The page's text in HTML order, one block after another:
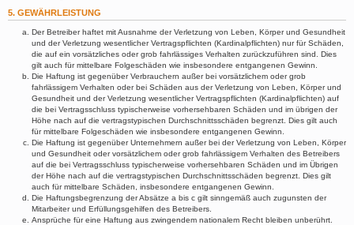
5. GEWÄHRLEISTUNG
Der Betreiber haftet mit Ausnahme der Verletzung von Leben, Körper und Gesundheit
und der Verletzung wesentlicher Vertragspflichten (Kardinalpflichten) nur für Schäden,
die auf ein vorsätzliches oder grob fahrlässiges Verhalten zurückzuführen sind. Dies
gilt auch für mittelbare Folgeschäden wie insbesondere entgangenen Gewinn.
Die Haftung ist gegenüber Verbrauchern außer bei vorsätzlichem oder grob
fahrlässigem Verhalten oder bei Schäden aus der Verletzung von Leben, Körper und
Gesundheit und der Verletzung wesentlicher Vertragspflichten (Kardinalpflichten) auf
die bei Vertragsschluss typischerweise vorhersehbaren Schäden und im übrigen der
Höhe nach auf die vertragstypischen Durchschnittsschäden begrenzt. Dies gilt auch
für mittelbare Folgeschäden wie insbesondere entgangenen Gewinn.
Die Haftung ist gegenüber Unternehmern außer bei der Verletzung von Leben, Körper
und Gesundheit oder vorsätzlichem oder grob fahrlässigem Verhalten des Betreibers
auf die bei Vertragsschluss typischerweise vorhersehbaren Schäden und im Übrigen
der Höhe nach auf die vertragstypischen Durchschnittsschäden begrenzt. Dies gilt
auch für mittelbare Schäden, insbesondere entgangenen Gewinn.
Die Haftungsbegrenzung der Absätze a bis c gilt sinngemäß auch zugunsten der
Mitarbeiter und Erfüllungsgehilfen des Betreibers.
Ansprüche für eine Haftung aus zwingendem nationalem Recht bleiben unberührt.